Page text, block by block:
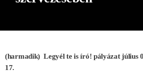
(harmadik) Legyél te is író! pályázatjúlius
17.